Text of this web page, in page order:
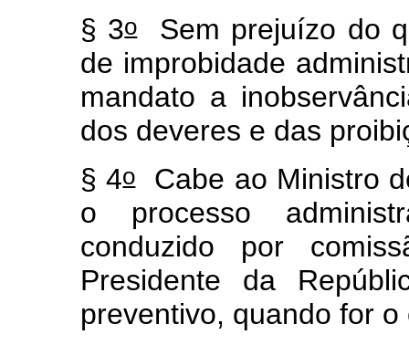
§ 3oSem prejuízo do
de improbidade
mandato a
dos deveres e das
§ 4oCabe ao Ministro
o processo
conduzido por
Presidente da
preventivo, quando for